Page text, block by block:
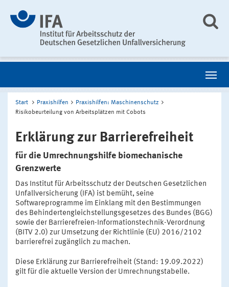
Start Praxishilfen
Praxishilfen: Maschinenschutz
Risikobeurteilung von Arbeitsplätzen mit Cobots
Erklärung zur Barrierefreiheit
für die Umrechnungshilfe biomechanische
Grenzwerte
Das Institut für Arbeitsschutz der Deutschen Gesetzlichen
Unfallversicherung (IFA) ist bemüht, seine
Softwareprogramme im Einklang mit den Bestimmungen
des Behindertengleichstellungsgesetzes des Bundes (BGG)
sowie der Barrierefreien-Informationstechnik-Verordnung
(BITV 2.0) zur Umsetzung der Richtlinie (EU) 2016/2102
barrierefrei zugänglich zu machen.
Diese Erklärung zur Barrierefreiheit (Stand: 19.09.2022)
gilt für die aktuelle Version der Umrechnungstabelle.